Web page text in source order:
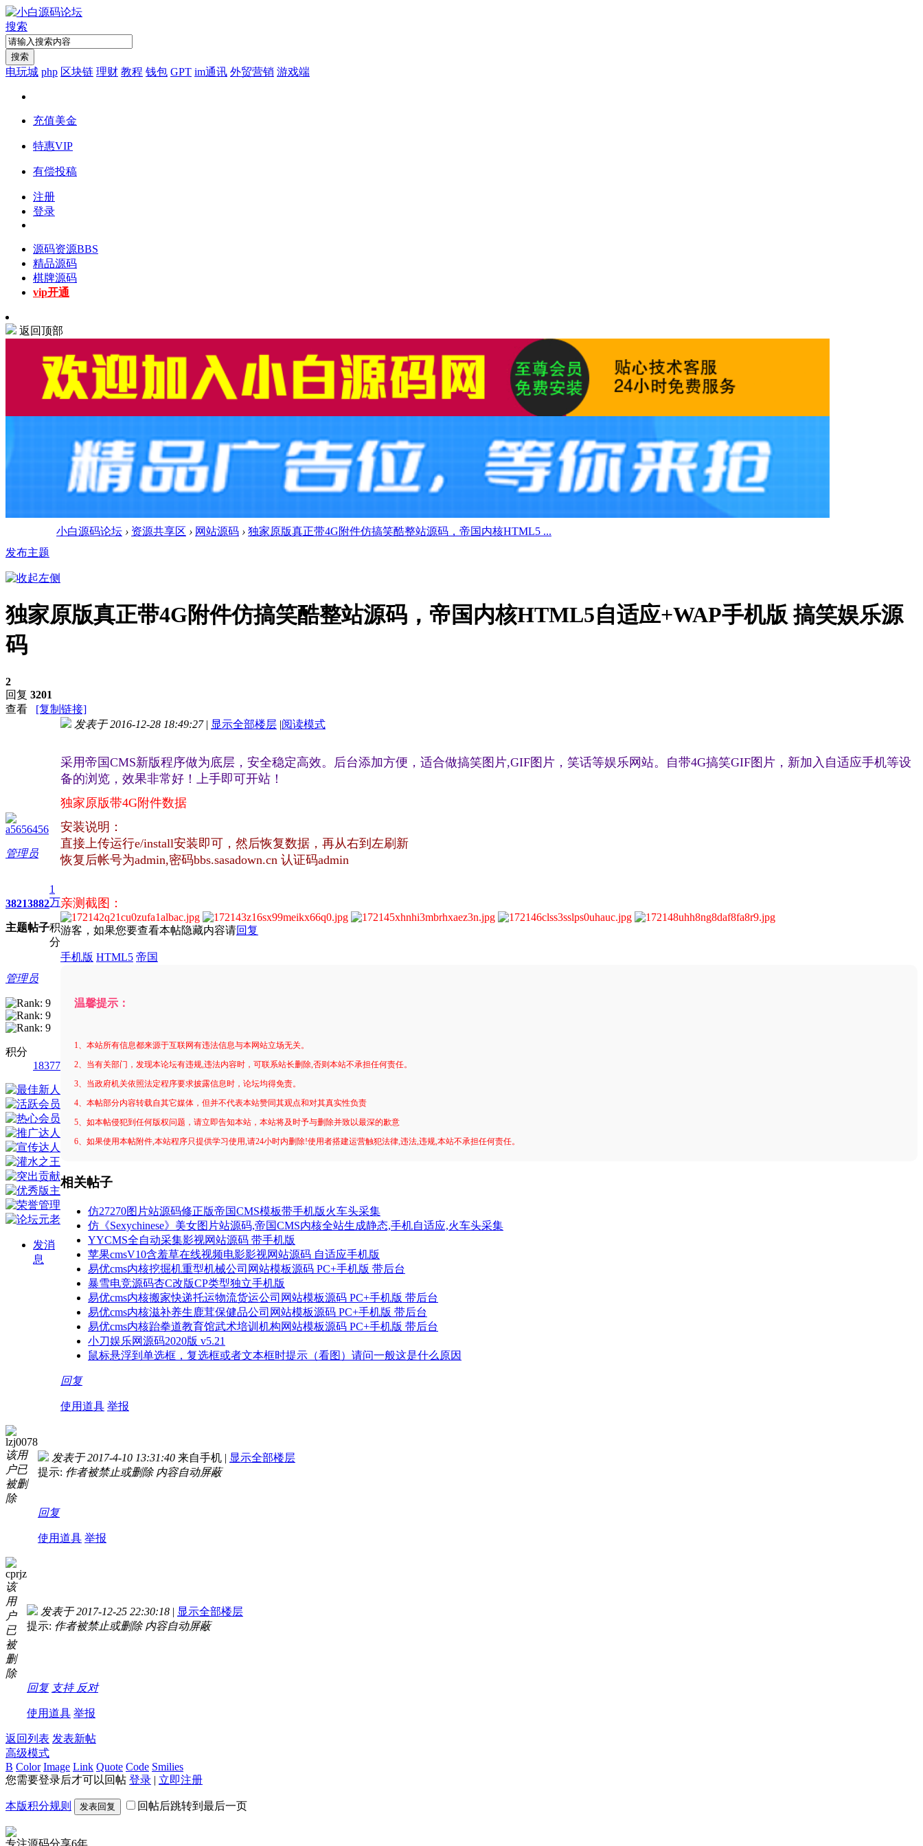
搜索
搜索
电玩城 php 区块链 理财 教程 钱包 GPT im通讯 外贸营销 游戏端
充值美金
特惠VIP
有偿投稿
注册
登录
源码资源BBS
精品源码
棋牌源码
vip开通
返回顶部
小白源码论坛 › 资源共享区 › 网站源码 › 独家原版真正带4G附件仿搞笑酷整站源码，帝国内核HTML5 ...
发布主题
独家原版真正带4G附件仿搞笑酷整站源码，帝国内核HTML5自适应+WAP手机版 搞笑娱乐源
码
2
回复 3201
查看
[复制链接]
a5656456
管理员
3821
主题
3882
帖子
1
万
积
分
管理员
积分
18377
发消
息
发表于 2016-12-28 18:49:27 | 显示全部楼层 |阅读模式
采用帝国CMS新版程序做为底层，安全稳定高效。后台添加方便，适合做搞笑图片,GIF图片，笑话等娱乐网站。自带4G搞笑GIF图片，新加入自适应手机等设
备的浏览，效果非常好！上手即可开站！
独家原版带4G附件数据
安装说明：
直接上传运行e/install安装即可，然后恢复数据，再从右到左刷新
恢复后帐号为admin,密码bbs.sasadown.cn 认证码admin
亲测截图：
游客，如果您要查看本帖隐藏内容请回复
手机版 HTML5 帝国
温馨提示：
1、本站所有信息都来源于互联网有违法信息与本网站立场无关。
2、当有关部门，发现本论坛有违规,违法内容时，可联系站长删除,否则本站不承担任何责任。
3、当政府机关依照法定程序要求披露信息时，论坛均得免责。
4、本帖部分内容转载自其它媒体，但并不代表本站赞同其观点和对其真实性负责
5、如本帖侵犯到任何版权问题，请立即告知本站，本站将及时予与删除并致以最深的歉意
6、如果使用本帖附件,本站程序只提供学习使用,请24小时内删除!使用者搭建运营触犯法律,违法,违规,本站不承担任何责任。
相关帖子
仿27270图片站源码修正版帝国CMS模板带手机版火车头采集
仿《Sexychinese》美女图片站源码,帝国CMS内核全站生成静态,手机自适应,火车头采集
YYCMS全自动采集影视网站源码 带手机版
苹果cmsV10含羞草在线视频电影影视网站源码 自适应手机版
易优cms内核挖掘机重型机械公司网站模板源码 PC+手机版 带后台
暴雪电竞源码杏C改版CP类型独立手机版
易优cms内核搬家快递托运物流货运公司网站模板源码 PC+手机版 带后台
易优cms内核滋补养生鹿茸保健品公司网站模板源码 PC+手机版 带后台
易优cms内核跆拳道教育馆武术培训机构网站模板源码 PC+手机版 带后台
小刀娱乐网源码2020版 v5.21
鼠标悬浮到单选框，复选框或者文本框时提示（看图）请问一般这是什么原因
回复
使用道具 举报
lzj0078
该用
户已
被删
除
发表于 2017-4-10 13:31:40 来自手机 | 显示全部楼层
提示: 作者被禁止或删除 内容自动屏蔽
回复
使用道具 举报
cprjz
该
用
户
已
被
删
除
发表于 2017-12-25 22:30:18 | 显示全部楼层
提示: 作者被禁止或删除 内容自动屏蔽
回复 支持 反对
使用道具 举报
返回列表 发表新帖
高级模式
B Color Image Link Quote Code Smilies
您需要登录后才可以回帖 登录 | 立即注册
本版积分规则 发表回复 回帖后跳转到最后一页
专注源码分享6年